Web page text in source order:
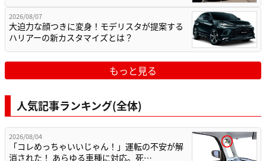
2026/08/07
大迫力な顔つきに変身！モデリスタが提案する
ハリアーの新カスタマイズとは？
もっと見る
人気記事ランキング(全体)
2026/08/04
「コレめっちゃいいじゃん！」運転の不安が解
消された！ あらゆる車種に対応。死…